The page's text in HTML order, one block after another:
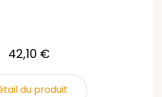
42,10 €
du produit